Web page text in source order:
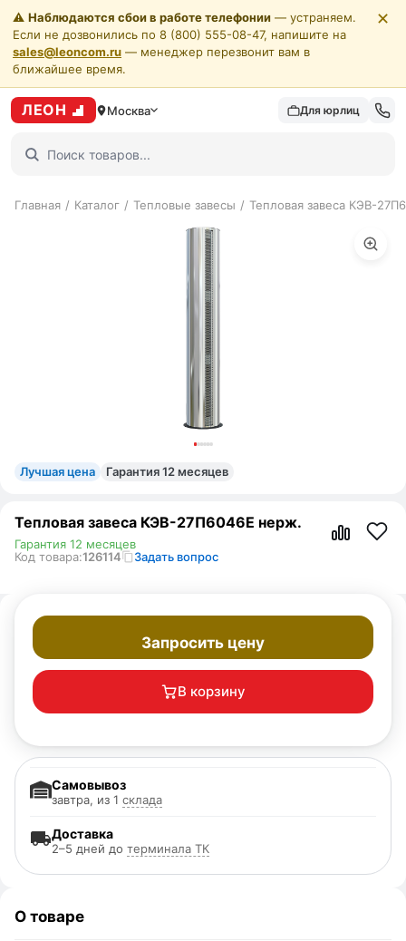
⚠️ Наблюдаются сбои в работе телефонии — устраняем.
Если не дозвонились по 8 (800) 555-08-47, напишите на
sales@leoncom.ru — менеджер перезвонит вам в
ближайшее время.
✕
ЛЕОН Москва Для юрлиц
Главная / Каталог / Тепловые завесы / Тепловая завеса КЭВ-
Лучшая цена Гарантия 12 месяцев
Тепловая завеса КЭВ-27П6046E нерж.
Код товара:126114 Задать вопрос
Гарантия 12 месяцев
Запросить цену
В корзину
Доставка
2–5 дней до терминала ТК
Самовывоз
завтра, из 1 склада
О товаре